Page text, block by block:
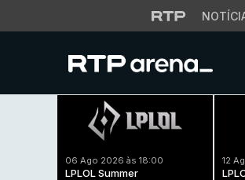
06 Ago 2026 às 18:00
LPLOL Summer
12